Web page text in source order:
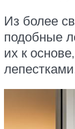
Из более
подобные
их к